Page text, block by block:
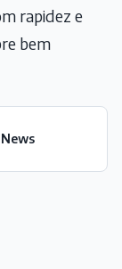
rapidez e
bem